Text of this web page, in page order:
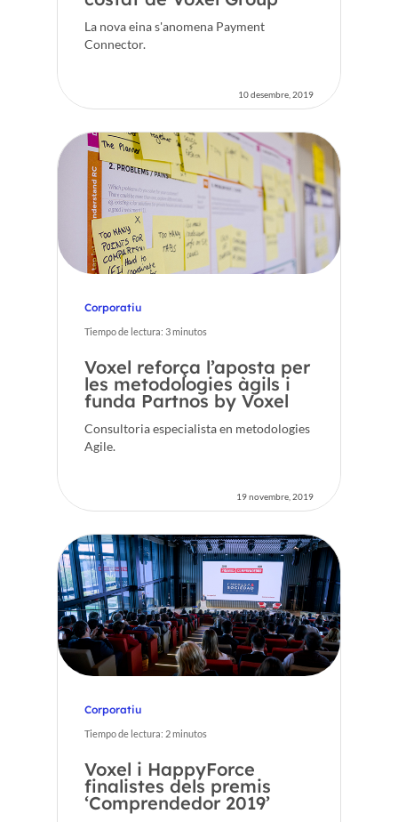
La nova eina s'anomena Payment
Connector.
10 desembre, 2019
Corporatiu
Tiempo de lectura: 3minutos
Voxel reforça l’aposta per
les metodologies àgils i
funda Partnos by Voxel
Consultoria especialista en metodologies
Agile.
19 novembre, 2019
Corporatiu
Tiempo de lectura: 2minutos
Voxel i HappyForce
finalistes dels premis
‘Comprendedor 2019’